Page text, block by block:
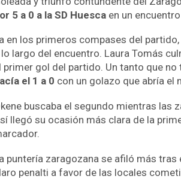
5 a 0 a la SD Huesca en un
en los primeros compases del
lo largo del encuentro. Laura Tomás
primer gol del partido. Un tanto que
el 1 a 0 con un golazo que abría el
buscaba el segundo mientras las
llegó su ocasión más clara de la
puntería zaragozana se afiló más
penalti a favor de las locales